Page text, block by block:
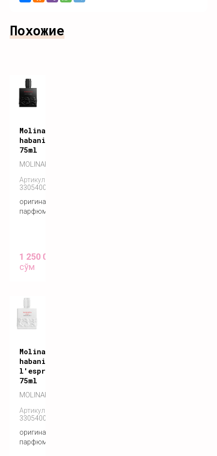
Похожие
Molinard
habanita
75ml
MOLINARD
Артикул:
3305400183092
оригинальный
парфюм
1 250 000
сўм
Molinard
habanita
l'esprit
75ml
MOLINARD
Артикул:
3305400183092
оригинальный
парфюм